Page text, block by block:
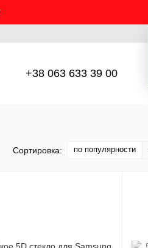
+38 063 633 39 00
Сортировка: по популярности